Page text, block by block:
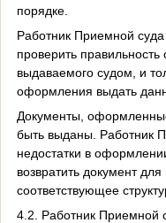
порядке.
Работник Приемной
проверить
выдаваемого судом, и
оформления выдать
Документы,
быть выданы. Работник
недостатки в
возвратить документ
соответствующее
4.2. Работник Приемной